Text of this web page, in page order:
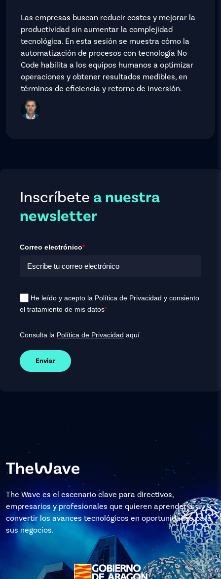
Las empresas buscan reducir costes y mejorar la
productividad sin aumentar la complejidad
tecnológica. En esta sesión se muestra cómo la
automatización de procesos con tecnología No
Code habilita a los equipos humanos a optimizar
operaciones y obtener resultados medibles, en
términos de eficiencia y retorno de inversión.
Inscríbete a nuestra
newsletter
Correo electrónico*
He leído y acepto la Política de Privacidad y consiento
el tratamiento de mis datos*
Consulta la Política de Privacidad aquí
Enviar
The Wave es el escenario clave para directivos,
empresarios y profesionales que quieren aprender a
convertir los avances tecnológicos en oportunidades para
sus negocios.